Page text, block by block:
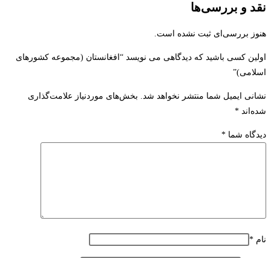
نقد و بررسی‌ها
هنوز بررسی‌ای ثبت نشده است.
اولین کسی باشید که دیدگاهی می نویسد “افغانستان (مجموعه کشورهای
اسلامی)”
نشانی ایمیل شما منتشر نخواهد شد. بخش‌های موردنیاز علامت‌گذاری
شده‌اند *
دیدگاه شما *
نام *